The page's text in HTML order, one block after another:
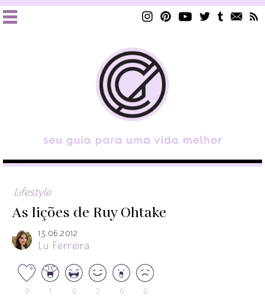
Lifestyle
As lições de Ruy Ohtake
13.06.2012
Lu Ferreira
0 1 0 2 0 0